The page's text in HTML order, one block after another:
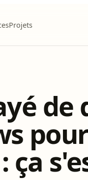
Projets
ça